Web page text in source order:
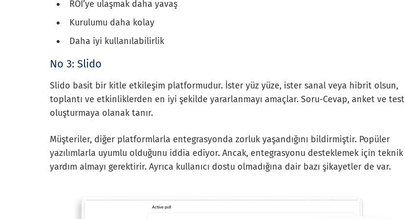
ROI’ye ulaşmak daha yavaş
Kurulumu daha kolay
Daha iyi kullanılabilirlik
No 3: Slido
Slido basit bir kitle etkileşim platformudur. İster yüz yüze, ister sanal veya hibrit olsun,
toplantı ve etkinliklerden en iyi şekilde yararlanmayı amaçlar. Soru-Cevap, anket ve test
oluşturmaya olanak tanır.
Müşteriler, diğer platformlarla entegrasyonda zorluk yaşandığını bildirmiştir. Popüler
yazılımlarla uyumlu olduğunu iddia ediyor. Ancak, entegrasyonu desteklemek için teknik
yardım almayı gerektirir. Ayrıca kullanıcı dostu olmadığına dair bazı şikayetler de var.